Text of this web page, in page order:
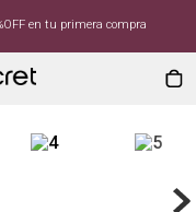
en tu primera compra